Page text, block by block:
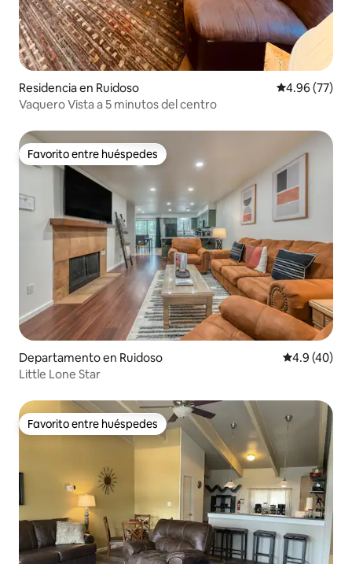
Residencia en Ruidoso Calificación
4.96 (77)
Vaquero Vista a 5 minutos del centro
Favorito entre huéspedes
Favorito entre huéspedes
Departamento en Ruidoso Calificación
4.9 (40)
Little Lone Star
Favorito entre huéspedes
Favorito entre huéspedes